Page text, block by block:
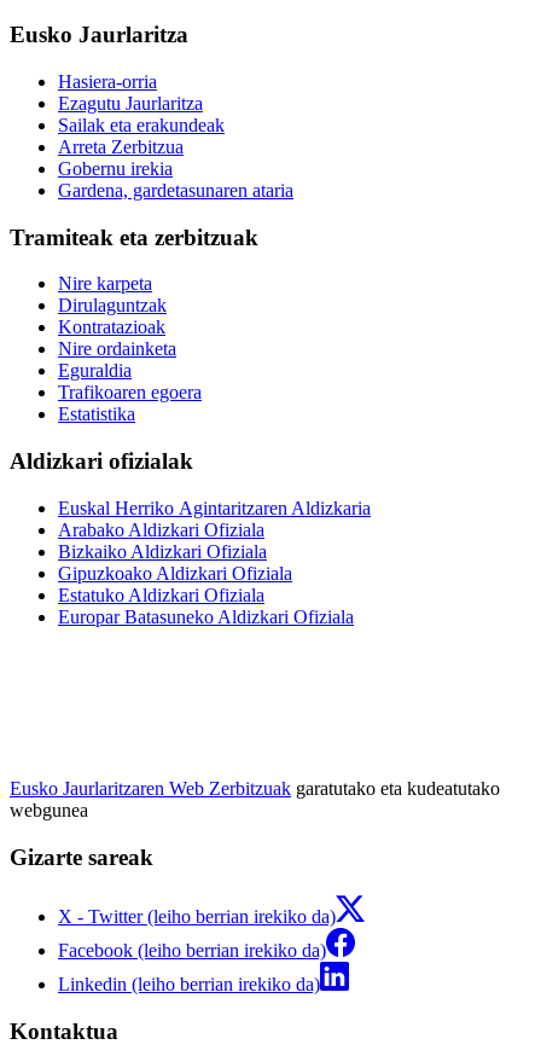
Eusko Jaurlaritza
Hasiera-orria
Ezagutu Jaurlaritza
Sailak eta erakundeak
Arreta Zerbitzua
Gobernu irekia
Gardena, gardetasunaren ataria
Tramiteak eta zerbitzuak
Nire karpeta
Dirulaguntzak
Kontratazioak
Nire ordainketa
Eguraldia
Trafikoaren egoera
Estatistika
Aldizkari ofizialak
Euskal Herriko Agintaritzaren Aldizkaria
Arabako Aldizkari Ofiziala
Bizkaiko Aldizkari Ofiziala
Gipuzkoako Aldizkari Ofiziala
Estatuko Aldizkari Ofiziala
Europar Batasuneko Aldizkari Ofiziala
Eusko Jaurlaritzaren Web Zerbitzuak garatutako eta kudeatutako
webgunea
Gizarte sareak
X - Twitter (leiho berrian irekiko da)
Facebook (leiho berrian irekiko da)
Linkedin (leiho berrian irekiko da)
Kontaktua